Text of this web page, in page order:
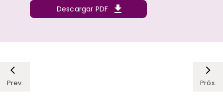
Descargar PDF
Prev. Próx.